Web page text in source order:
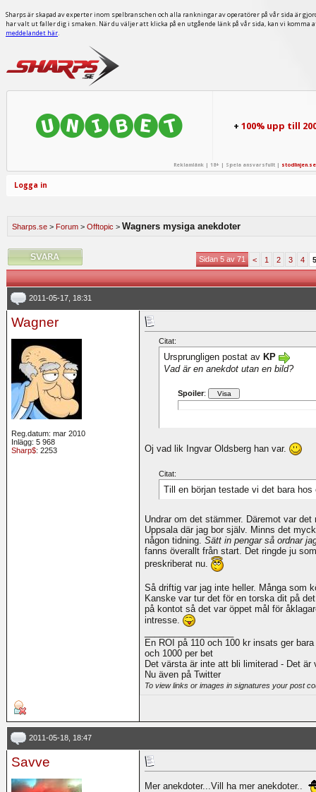
Sharps är skapad av experter inom spelbranschen och alla rankningar av operatörer på vår sida är
har valt ut faller dig i smaken. När du väljer att klicka på en utgående länk på vår sida, kan vi
meddelandet här.
+100% upp till
Reklamlänk | 18+ | Spela ansvarsfullt | stodlinjen.se
Logga in
Sharps.se > Forum > Offtopic > Wagners mysiga anekdoter
Sidan 5 av 71 < 1 2 3 4 5
2011-05-17, 18:31
Wagner
Reg.datum: mar 2010
Inlägg: 5 968
Sharp$: 2253
Citat:
Ursprungligen postat av KP
Vad är en anekdot utan en bild?
Spoiler:
Oj vad lik Ingvar Oldsberg han var.
Citat:
Till en början testade vi det bara
Undrar om det stämmer. Däremot var
Uppsala där jag bor själv. Minns det
någon tidning. Sätt in pengar så ordnar
fanns överallt från start. Det ringde ju
preskriberat nu.
Så driftig var jag inte heller. Många som
Kanske var tur det för en torska dit på
på kontot så det var öppet mål för
intresse.
En ROI på 110 och 100 kr insats ger
och 1000 per bet
Det värsta är inte att bli limiterad - Det är
Nu även på Twitter
To view links or images in signatures your post
2011-05-18, 18:47
Savve
Mer anekdoter...Vill ha mer anekdoter..